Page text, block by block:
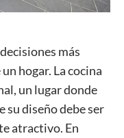
más
hogar. La cocina
un lugar donde
su diseño debe ser
atractivo. En